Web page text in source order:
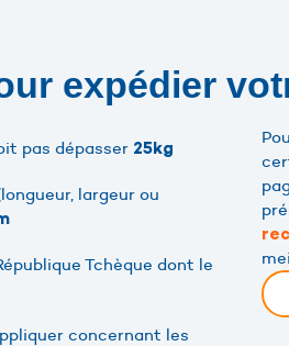
expédier
pas dépasser 25kg
largeur ou
Tchèque dont le
concernant les